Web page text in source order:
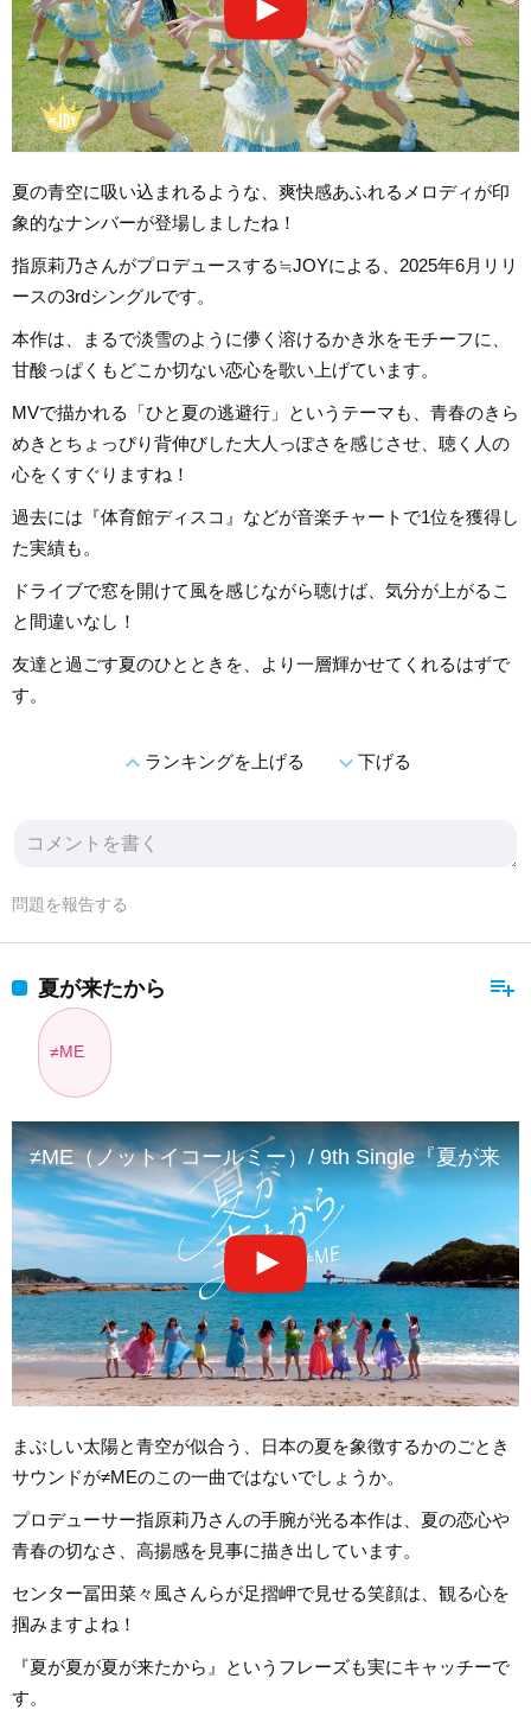
夏の青空に吸い込まれるような、爽快感あふれるメロディが印
象的なナンバーが登場しましたね！
指原莉乃さんがプロデュースする≒JOYによる、2025年6月リリ
ースの3rdシングルです。
本作は、まるで淡雪のように儚く溶けるかき氷をモチーフに、
甘酸っぱくもどこか切ない恋心を歌い上げています。
MVで描かれる「ひと夏の逃避行」というテーマも、青春のきら
めきとちょっぴり背伸びした大人っぽさを感じさせ、聴く人の
心をくすぐりますね！
過去には『体育館ディスコ』などが音楽チャートで1位を獲得し
た実績も。
ドライブで窓を開けて風を感じながら聴けば、気分が上がるこ
と間違いなし！
友達と過ごす夏のひとときを、より一層輝かせてくれるはずで
す。
expand_lessランキングを上げる expand_more下げる
問題を報告する
playlist_add
夏が来たから
≠ME
≠ME（ノットイコールミー）/ 9th Single『夏が来た
まぶしい太陽と青空が似合う、日本の夏を象徴するかのごとき
サウンドが≠MEのこの一曲ではないでしょうか。
プロデューサー指原莉乃さんの手腕が光る本作は、夏の恋心や
青春の切なさ、高揚感を見事に描き出しています。
センター冨田菜々風さんらが足摺岬で見せる笑顔は、観る心を
掴みますよね！
『夏が夏が夏が来たから』というフレーズも実にキャッチーで
す。